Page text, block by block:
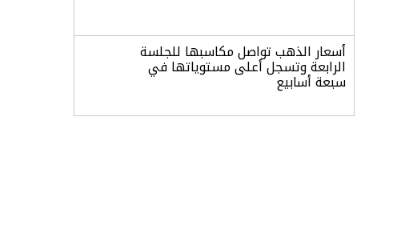
أسعار الذهب تواصل مكاسبها للجلسة
الرابعة وتسجل أعلى مستوياتها في
سبعة أسابيع